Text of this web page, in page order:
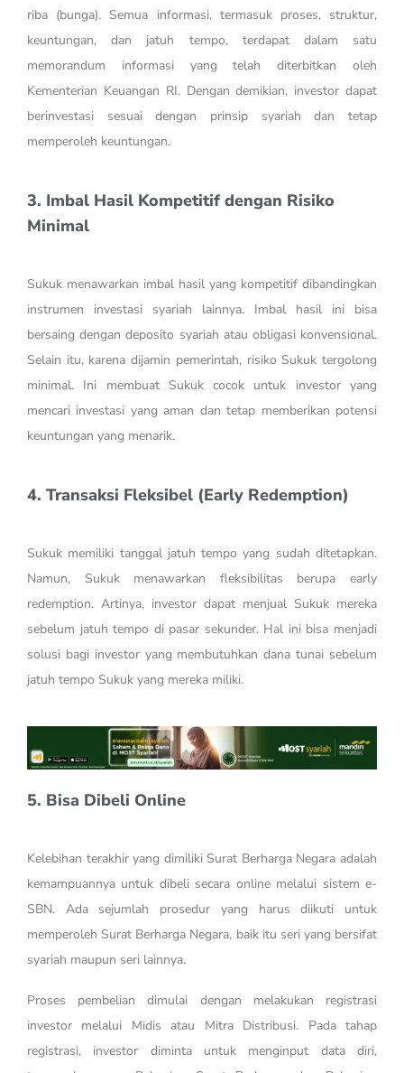
riba (bunga). Semua informasi, termasuk proses, struktur,
keuntungan, dan jatuh tempo, terdapat dalam satu
memorandum informasi yang telah diterbitkan oleh
Kementerian Keuangan RI. Dengan demikian, investor dapat
berinvestasi sesuai dengan prinsip syariah dan tetap
memperoleh keuntungan.
3. Imbal Hasil Kompetitif dengan Risiko
Minimal
Sukuk menawarkan imbal hasil yang kompetitif dibandingkan
instrumen investasi syariah lainnya. Imbal hasil ini bisa
bersaing dengan deposito syariah atau obligasi konvensional.
Selain itu, karena dijamin pemerintah, risiko Sukuk tergolong
minimal. Ini membuat Sukuk cocok untuk investor yang
mencari investasi yang aman dan tetap memberikan potensi
keuntungan yang menarik.
4. Transaksi Fleksibel (Early Redemption)
Sukuk memiliki tanggal jatuh tempo yang sudah ditetapkan.
Namun, Sukuk menawarkan fleksibilitas berupa early
redemption. Artinya, investor dapat menjual Sukuk mereka
sebelum jatuh tempo di pasar sekunder. Hal ini bisa menjadi
solusi bagi investor yang membutuhkan dana tunai sebelum
jatuh tempo Sukuk yang mereka miliki.
5. Bisa Dibeli Online
Kelebihan terakhir yang dimiliki Surat Berharga Negara adalah
kemampuannya untuk dibeli secara online melalui sistem e-
SBN. Ada sejumlah prosedur yang harus diikuti untuk
memperoleh Surat Berharga Negara, baik itu seri yang bersifat
syariah maupun seri lainnya.
Proses pembelian dimulai dengan melakukan registrasi
investor melalui Midis atau Mitra Distribusi. Pada tahap
registrasi, investor diminta untuk menginput data diri,